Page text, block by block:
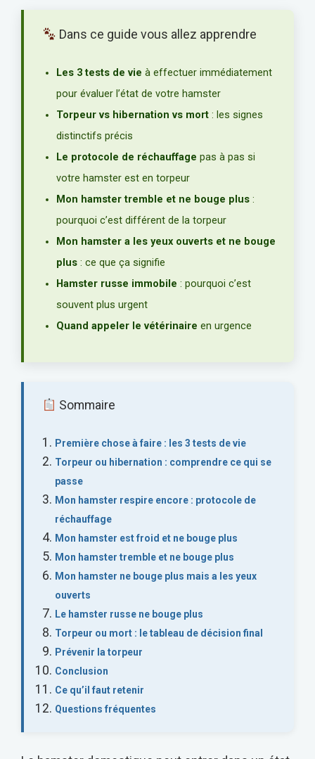
Dans ce guide vous allez apprendre
Les 3 tests de vie à effectuer immédiatement
pour évaluer l’état de votre hamster
Torpeur vs hibernation vs mort : les signes
distinctifs précis
Le protocole de réchauffage pas à pas si
votre hamster est en torpeur
Mon hamster tremble et ne bouge plus :
pourquoi c’est différent de la torpeur
Mon hamster a les yeux ouverts et ne bouge
plus : ce que ça signifie
Hamster russe immobile : pourquoi c’est
souvent plus urgent
Quand appeler le vétérinaire en urgence
Sommaire
Première chose à faire : les 3 tests de vie
Torpeur ou hibernation : comprendre ce qui se
passe
Mon hamster respire encore : protocole de
réchauffage
Mon hamster est froid et ne bouge plus
Mon hamster tremble et ne bouge plus
Mon hamster ne bouge plus mais a les yeux
ouverts
Le hamster russe ne bouge plus
Torpeur ou mort : le tableau de décision final
Prévenir la torpeur
Conclusion
Ce qu’il faut retenir
Questions fréquentes